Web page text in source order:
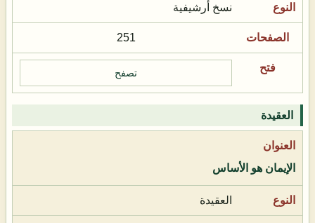
نسخ أرشيفية
251
تصفح
العقيدة
الإيمان هو الأساس
العقيدة